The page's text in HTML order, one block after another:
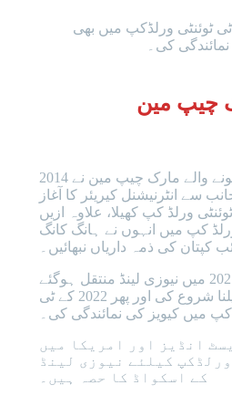
2022 کے ٹی ٹوئنٹی ورلڈکپ میں بھی
کی۔
چیپ مین
ہانگ کانگ میں پیدا ہونے والے مارک چیپ مین نے 2014
سے انٹرنیشنل کیریئر کا آغاز
کا ٹی ٹوئنٹی ورلڈ کپ کھیلا، علاوہ ازیں
ورلڈ کپ میں انہوں نے ہانگ کانگ
کپتان کی ذمہ داریاں نبھائیں۔
تاہم مارک چیپ مین2021 میں نیوزی لینڈ منتقل ہوگئے
اور وہاں کرکٹ کھیلنا شروع کی اور پھر 2022 کے ٹی
میں کیویز کی نمائندگی کی۔
انڈیز اور امریکا میں
کیلئے نیوزی لینڈ